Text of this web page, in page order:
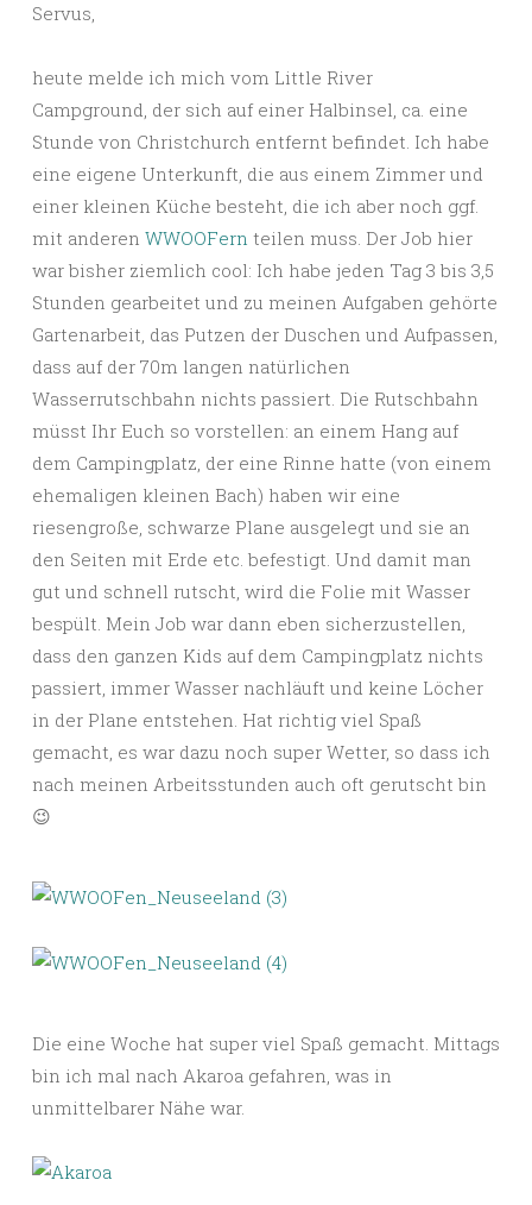
Servus,
heute melde ich mich vom Little River
Campground, der sich auf einer Halbinsel, ca. eine
Stunde von Christchurch entfernt befindet. Ich habe
eine eigene Unterkunft, die aus einem Zimmer und
einer kleinen Küche besteht, die ich aber noch ggf.
mit anderen WWOOFern teilen muss. Der Job hier
war bisher ziemlich cool: Ich habe jeden Tag 3 bis 3,5
Stunden gearbeitet und zu meinen Aufgaben gehörte
Gartenarbeit, das Putzen der Duschen und Aufpassen,
dass auf der 70m langen natürlichen
Wasserrutschbahn nichts passiert. Die Rutschbahn
müsst Ihr Euch so vorstellen: an einem Hang auf
dem Campingplatz, der eine Rinne hatte (von einem
ehemaligen kleinen Bach) haben wir eine
riesengroße, schwarze Plane ausgelegt und sie an
den Seiten mit Erde etc. befestigt. Und damit man
gut und schnell rutscht, wird die Folie mit Wasser
bespült. Mein Job war dann eben sicherzustellen,
dass den ganzen Kids auf dem Campingplatz nichts
passiert, immer Wasser nachläuft und keine Löcher
in der Plane entstehen. Hat richtig viel Spaß
gemacht, es war dazu noch super Wetter, so dass ich
nach meinen Arbeitsstunden auch oft gerutscht bin
😉
Die eine Woche hat super viel Spaß gemacht. Mittags
bin ich mal nach Akaroa gefahren, was in
unmittelbarer Nähe war.